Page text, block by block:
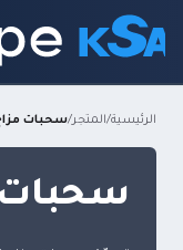
الرئيسية/المتجر/سحبات
سحبات